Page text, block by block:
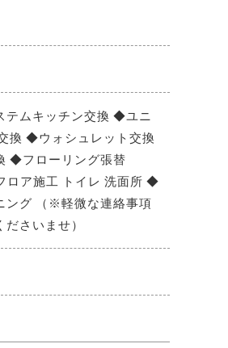
テムキッチン交換 ◆ユニ
換 ◆ウォシュレット交換
◆フローリング張替
ロア施工 トイレ 洗面所 ◆
ング （※軽微な連絡事項
さいませ）